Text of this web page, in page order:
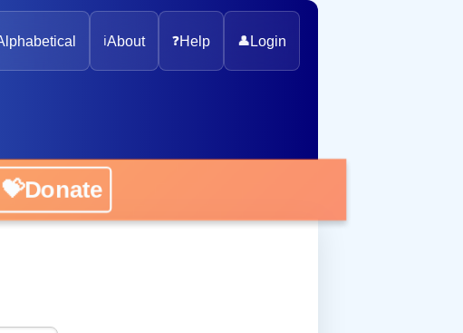
ℹ️About ❓Help 👤 Login
💝Donate